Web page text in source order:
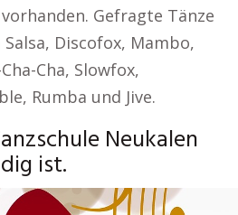
Gefragte Tänze
Discofox, Mambo,
Cha, Slowfox,
Rumba und Jive.
Neukalen
ist.